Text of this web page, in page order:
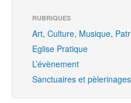
RUBRIQUES
Art, Culture, Musique,
Eglise Pratique
L’évènement
Sanctuaires et pèlerinages